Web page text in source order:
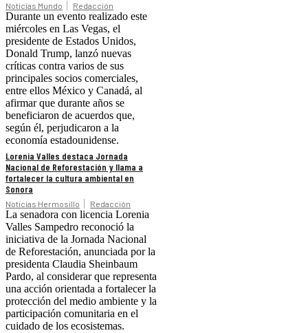
Noticias Mundo Redacción
Durante un evento realizado este
miércoles en Las Vegas, el
presidente de Estados Unidos,
Donald Trump, lanzó nuevas
críticas contra varios de sus
principales socios comerciales,
entre ellos México y Canadá, al
afirmar que durante años se
beneficiaron de acuerdos que,
según él, perjudicaron a la
economía estadounidense.
Lorenia Valles destaca Jornada
Nacional de Reforestación y llama a
fortalecer la cultura ambiental en
Sonora
Noticias Hermosillo Redacción
La senadora con licencia Lorenia
Valles Sampedro reconoció la
iniciativa de la Jornada Nacional
de Reforestación, anunciada por la
presidenta Claudia Sheinbaum
Pardo, al considerar que representa
una acción orientada a fortalecer la
protección del medio ambiente y la
participación comunitaria en el
cuidado de los ecosistemas.